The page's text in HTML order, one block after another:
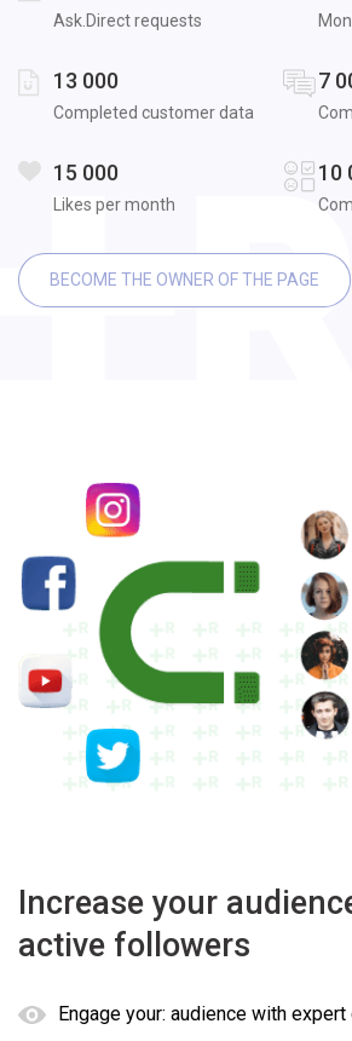
Ask.Direct requests
13 000
Completed customer data
7
15 000
Likes per month
10
BECOME THE OWNER OF THE PAGE
Increase your
active followers
Engage your: audience with